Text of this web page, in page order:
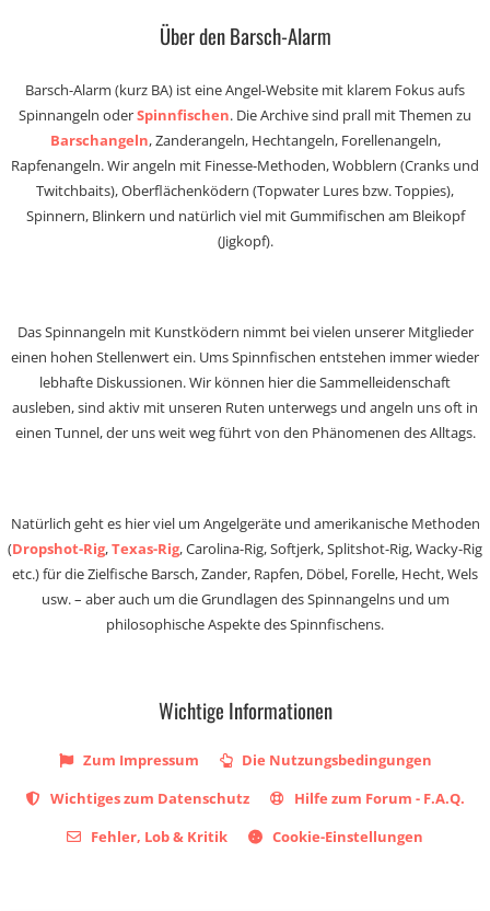
Über den Barsch-Alarm
Barsch-Alarm (kurz BA) ist eine Angel-Website mit klarem Fokus aufs
Spinnangeln oderSpinnfischen. Die Archive sind prall mit Themen zu
Barschangeln, Zanderangeln, Hechtangeln, Forellenangeln,
Rapfenangeln. Wir angeln mit Finesse-Methoden, Wobblern (Cranks und
Twitchbaits), Oberflächenködern (Topwater Lures bzw. Toppies),
Spinnern, Blinkern und natürlich viel mit Gummifischen am Bleikopf
(Jigkopf).
Das Spinnangeln mit Kunstködern nimmt bei vielen unserer Mitglieder
einen hohen Stellenwert ein. Ums Spinnfischen entstehen immer wieder
lebhafte Diskussionen. Wir können hier die Sammelleidenschaft
ausleben, sind aktiv mit unseren Ruten unterwegs und angeln uns oft in
einen Tunnel, der uns weit weg führt von den Phänomenen des Alltags.
Natürlich geht es hier viel um Angelgeräte und amerikanische Methoden
(Dropshot-Rig,Texas-Rig, Carolina-Rig, Softjerk, Splitshot-Rig, Wacky-Rig
etc.) für die Zielfische Barsch, Zander, Rapfen, Döbel, Forelle, Hecht, Wels
usw. – aber auch um die Grundlagen des Spinnangelns und um
philosophische Aspekte des Spinnfischens.
Wichtige Informationen
Zum Impressum
Die Nutzungsbedingungen
Wichtiges zum Datenschutz
Hilfe zum Forum - F.A.Q.
Fehler, Lob & Kritik
Cookie-Einstellungen